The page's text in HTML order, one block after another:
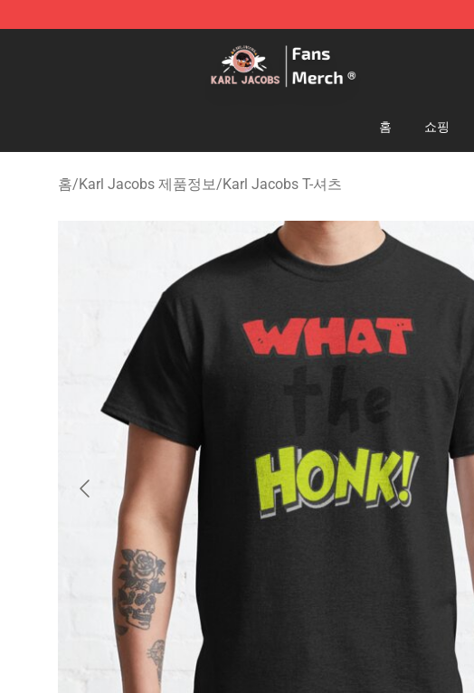
Karl Jacobs Store - Official Karl Jacobs Merchandise Shop
홈 쇼핑
홈/Karl Jacobs 제품정보/Karl Jacobs T-셔츠